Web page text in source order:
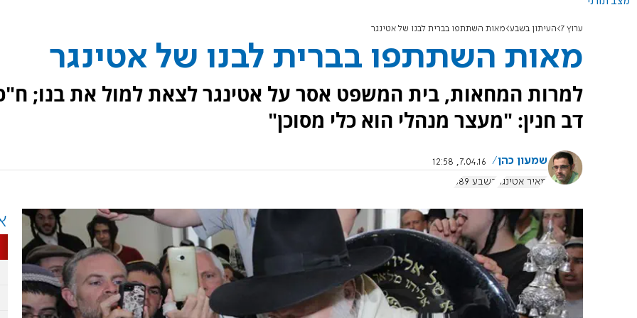
ערוץ 7 העיתון בשבע מאות השתתפו בברית לבנו של אטינגר
מאות השתתפו בברית לבנו של אטינגר
למרות המחאות, בית המשפט אסר על אטינגר לצאת למול את בנו;
דב חנין: "מעצר מנהלי הוא כלי מסוכן"
שמעון כהן
7.04.16, 12:58
מאיר אטינגר בשבע 689